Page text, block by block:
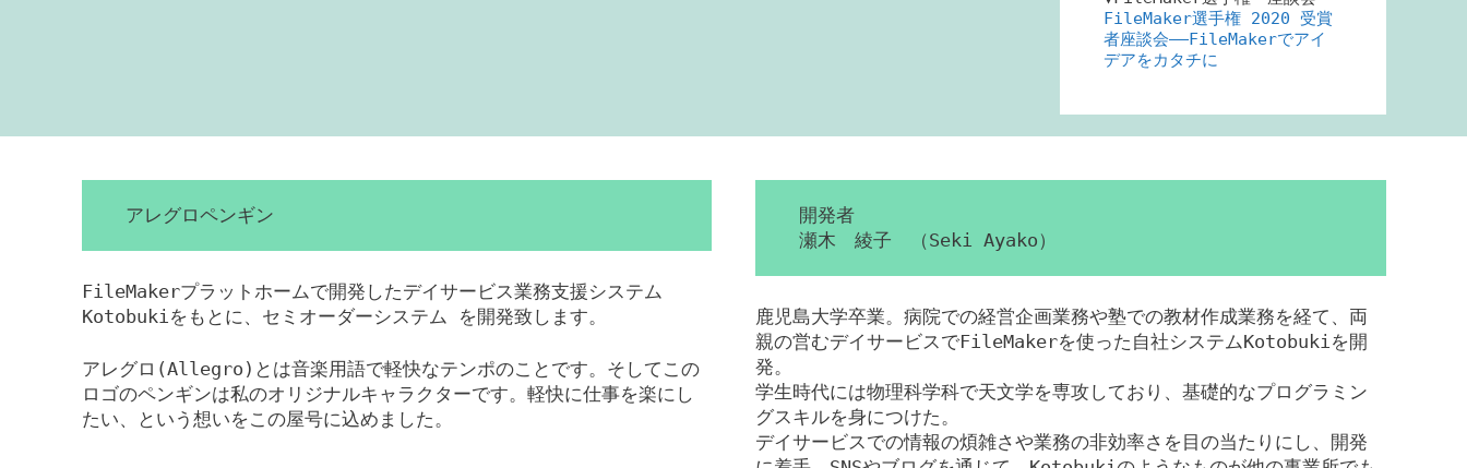
FileMaker選手権 2020 受賞
者座談会――FileMakerでアイ
デアをカタチに
アレグロペンギン
FileMakerプラットホームで開発したデイサービス業務支援システム
Kotobukiをもとに、セミオーダーシステム を開発致します。
アレグロ(Allegro)とは音楽用語で軽快なテンポのことです。そしてこの
ロゴのペンギンは私のオリジナルキャラクターです。軽快に仕事を楽にし
たい、という想いをこの屋号に込めました。
開発者
瀬木 綾子 （Seki Ayako）
鹿児島大学卒業。病院での経営企画業務や塾での教材作成業務を経て、両
親の営むデイサービスでFileMakerを使った自社システムKotobukiを開
発。
学生時代には物理科学科で天文学を専攻しており、基礎的なプログラミン
グスキルを身につけた。
デイサービスでの情報の煩雑さや業務の非効率さを目の当たりにし、開発